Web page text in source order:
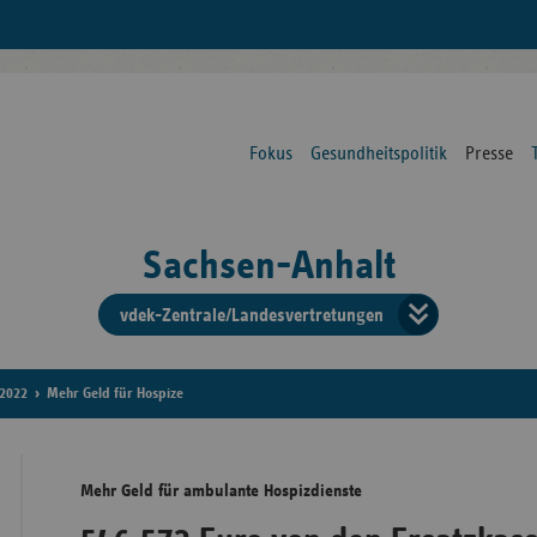
Fokus Gesundheitspolitik Presse
Sachsen-Anhalt
vdek-Zentrale/Landesvertretungen
der
2022 Mehr Geld für Hospize
Mehr Geld für ambulante Hospizdienste